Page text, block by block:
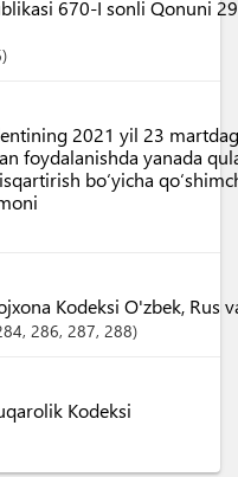
670-I sonli Qonuni
2021 yil 23
foydalanishda yanada
bo‘yicha
Kodeksi O'zbek, Rus
, 286, 287, 288
Kodeksi